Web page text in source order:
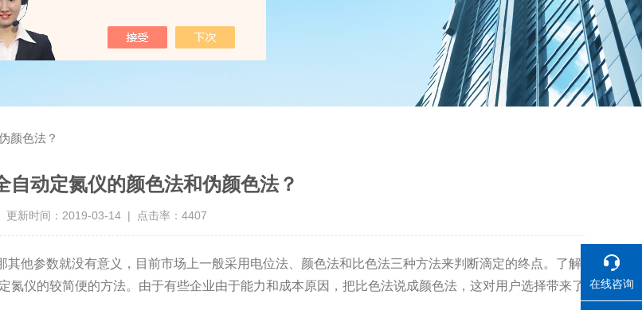
颜色法？
自动定氮仪的颜色法和伪颜色法？
更新时间：2019-03-14 | 点击率：4407
其他参数就没有意义，目前市场上一般采用电位法、颜色法和比色法三种方法来判断滴定的终点。了解
氮仪的较简便的方法。由于有些企业由于能力和成本原因，把比色法说成颜色法，这对用户选择带来了
在线咨询